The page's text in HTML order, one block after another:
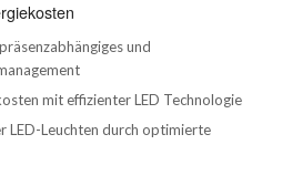
und
mit effizienter LED Technologie
LED-Leuchten durch optimierte